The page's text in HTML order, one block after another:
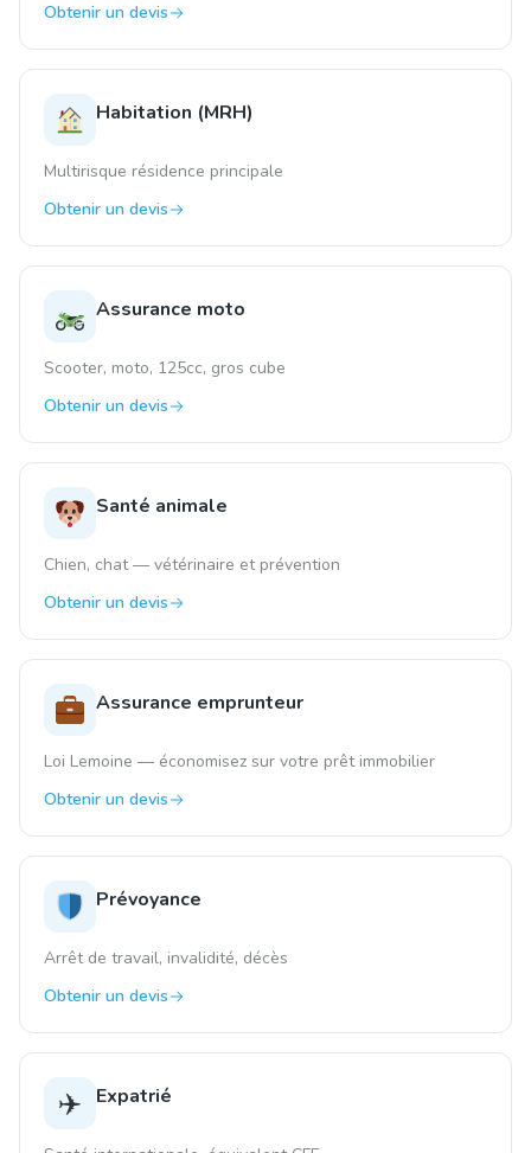
Obtenir un devis
Habitation (MRH)
Multirisque résidence principale
Obtenir un devis
Assurance moto
Scooter, moto, 125cc, gros cube
Obtenir un devis
Santé animale
Chien, chat — vétérinaire et prévention
Obtenir un devis
Assurance emprunteur
Loi Lemoine — économisez sur votre prêt immobilier
Obtenir un devis
Prévoyance
Arrêt de travail, invalidité, décès
Obtenir un devis
✈️ Expatrié